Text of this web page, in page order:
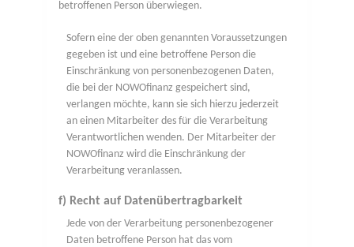
betroffenen Person überwiegen.
Sofern eine der oben genannten Voraussetzungen
gegeben ist und eine betroffene Person die
Einschränkung von personenbezogenen Daten,
die bei der NOWOfinanz gespeichert sind,
verlangen möchte, kann sie sich hierzu jederzeit
an einen Mitarbeiter des für die Verarbeitung
Verantwortlichen wenden. Der Mitarbeiter der
NOWOfinanz wird die Einschränkung der
Verarbeitung veranlassen.
f) Recht auf Datenübertragbarkeit
Jede von der Verarbeitung personenbezogener
Daten betroffene Person hat das vom